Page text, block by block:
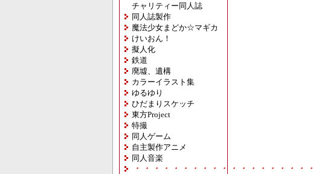
チャリティー同人誌
同人誌製作
魔法少女まどか☆マギカ
けいおん！
擬人化
鉄道
廃墟、遺構
カラーイラスト集
ゆるゆり
ひだまりスケッチ
東方Project
特撮
同人ゲーム
自主製作アニメ
同人音楽
・・・・・・・・・・・・・・・・・・・